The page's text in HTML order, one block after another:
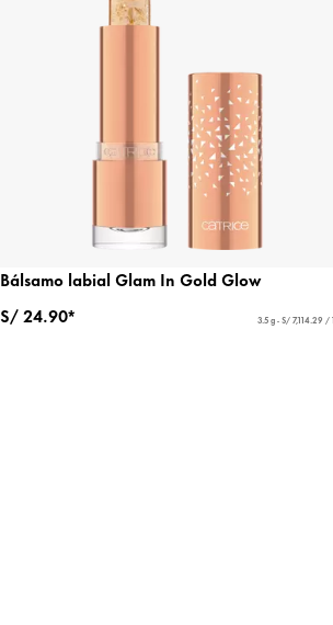
Bálsamo labial Glam In Gold Glow
S/ 24.90*
3.5 g - S/ 7,114.29 /